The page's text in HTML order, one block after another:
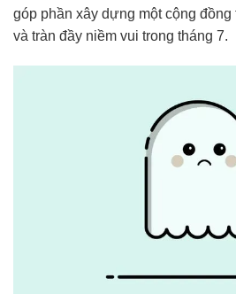
góp phần xây dựng một cộng
và tràn đầy niềm vui trong tháng 7.